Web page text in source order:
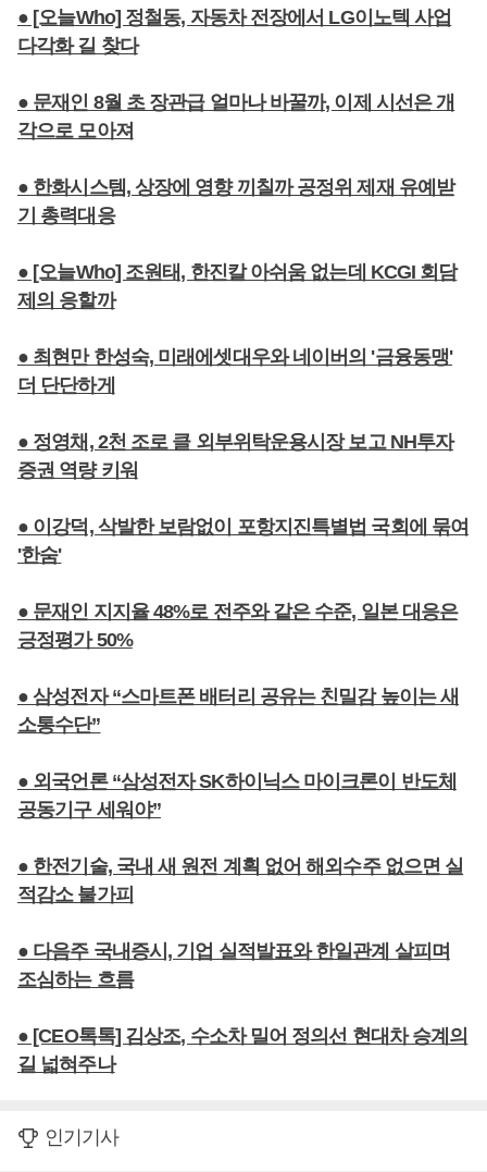
● [오늘Who] 정철동, 자동차 전장에서 LG이노텍 사업
다각화 길 찾다
● 문재인 8월 초 장관급 얼마나 바꿀까, 이제 시선은 개
각으로 모아져
● 한화시스템, 상장에 영향 끼칠까 공정위 제재 유예받
기 총력대응
● [오늘Who] 조원태, 한진칼 아쉬움 없는데 KCGI 회담
제의 응할까
● 최현만 한성숙, 미래에셋대우와 네이버의 '금융동맹'
더 단단하게
● 정영채, 2천 조로 클 외부위탁운용시장 보고 NH투자
증권 역량 키워
● 이강덕, 삭발한 보람없이 포항지진특별법 국회에 묶여
'한숨'
● 문재인 지지율 48%로 전주와 같은 수준, 일본 대응은
긍정평가 50%
● 삼성전자 “스마트폰 배터리 공유는 친밀감 높이는 새
소통수단”
● 외국언론 “삼성전자 SK하이닉스 마이크론이 반도체
공동기구 세워야”
● 한전기술, 국내 새 원전 계획 없어 해외수주 없으면 실
적감소 불가피
● 다음주 국내증시, 기업 실적발표와 한일관계 살피며
조심하는 흐름
● [CEO톡톡] 김상조, 수소차 밀어 정의선 현대차 승계의
길 넓혀주나
인기기사